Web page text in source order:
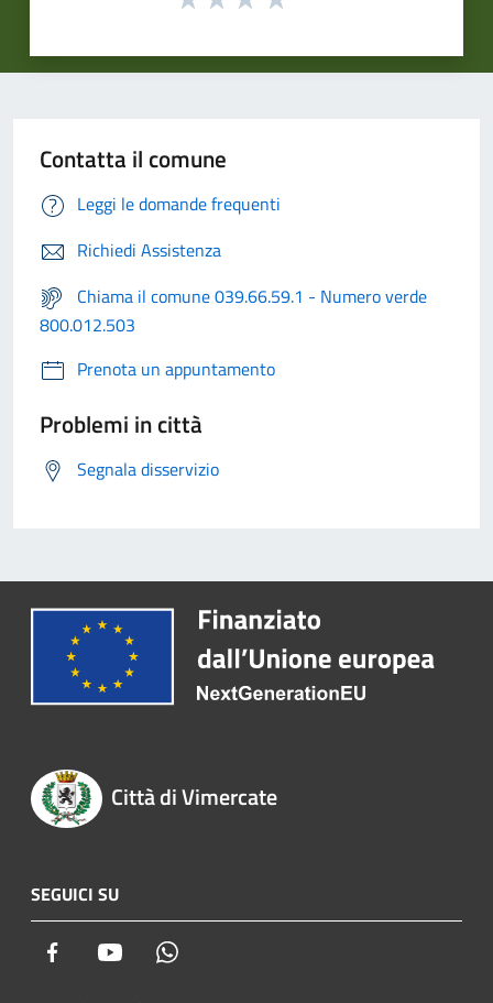
Contatta il comune
Leggi le domande frequenti
Richiedi Assistenza
Chiama il comune 039.66.59.1 - Numero verde
800.012.503
Prenota un appuntamento
Problemi in città
Segnala disservizio
Città di Vimercate
SEGUICI SU
Facebook Youtube